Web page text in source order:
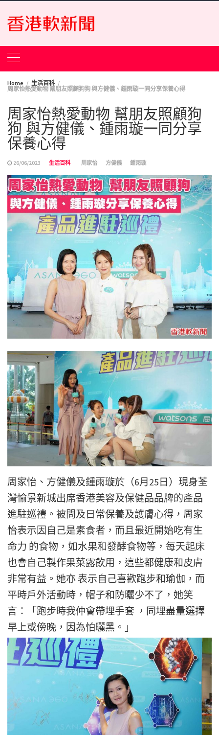
Skip
content
Home
生活百科
周家怡熱愛動物 幫朋友照顧狗狗 與方健儀、鍾雨璇一同分享保養心得
周家怡熱愛動物 幫朋友照顧狗
狗 與方健儀、鍾雨璇一同分享
保養心得
26/06/2023 生活百科 周家怡 方健儀 鍾雨璇
周家怡、方健儀及鍾雨璇於（6月25日）現身荃
灣愉景新城出席香港美容及保健品品牌的產品
進駐巡禮。被問及日常保養及護膚心得，周家
怡表示因自己是素食者，而且最近開始吃有生
命力 的食物，如水果和發酵食物等，每天起床
也會自己製作果菜露飲用，這些都健康和皮膚
非常有益。她亦 表示自己喜歡跑步和瑜伽，而
平時戶外活動時，帽子和防曬少不了，她笑
言：「跑步時我仲會帶埋手套 ，同埋盡量選擇
早上或傍晚，因為怕曬黑。」